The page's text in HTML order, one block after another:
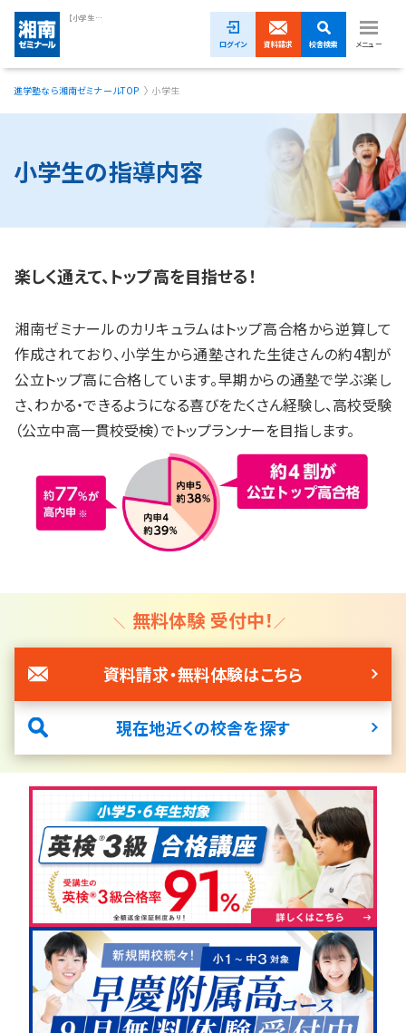
【小学生の塾】トップ校受験に強い進学塾｜湘南ゼミナール
ログイン 資料請求 校舎検索 メニュー
1ヵ月無料体験受付中！
中学生
合格実績
校舎一覧
入試情報
湘ゼミとは？
資料請求・無料体験はこちら
進学塾なら湘南ゼミナールTOP 小学生
小学生の指導内容
楽しく通えて、トップ高を目指せる！
湘南ゼミナールのカリキュラムはトップ高合格から逆算して
作成されており、小学生から通塾された生徒さんの約4割が
公立トップ高に合格しています。早期からの通塾で学ぶ楽し
さ、わかる・できるようになる喜びをたくさん経験し、高校受験
（公立中高一貫校受検）でトップランナーを目指します。
無料体験 受付中！
現在地近くの校舎を探す
資料請求・無料体験はこちら